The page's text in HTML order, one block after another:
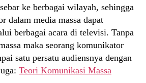
ke berbagai wilayah, sehingga
dalam media massa dapat
berbagai acara di televisi. Tanpa
maka seorang komunikator
satu persatu audiensnya dengan
Teori Komunikasi Massa